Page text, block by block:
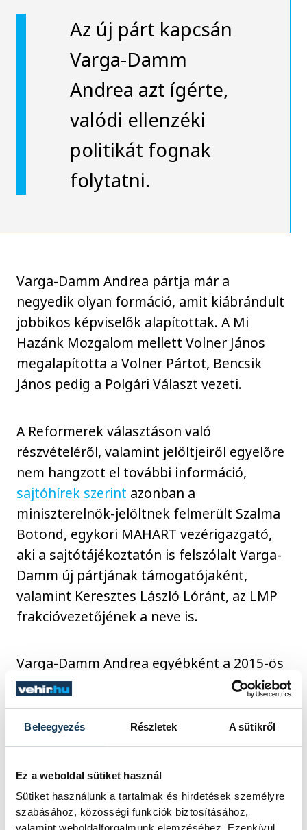
Beleegyezés Részletek A sütikről
Ez a weboldal sütiket használ
Sütiket használunk a tartalmak és hirdetések személyre
szabásához, közösségi funkciók biztosításához,
Az új párt kapcsán
Varga-Damm
Andrea azt ígérte,
valódi ellenzéki
politikát fognak
folytatni.
Varga-Damm Andrea pártja már a
negyedik olyan formáció, amit kiábrándult
jobbikos képviselők alapítottak. A Mi
Hazánk Mozgalom mellett Volner János
megalapította a Volner Pártot, Bencsik
János pedig a Polgári Választ vezeti.
A Reformerek választáson való
részvételéről, valamint jelöltjeiről egyelőre
nem hangzott el további információ,
sajtóhírek szerint azonban a
miniszterelnök-jelöltnek felmerült Szalma
Botond, egykori MAHART vezérigazgató,
aki a sajtótájékoztatón is felszólalt Varga-
Damm új pártjának támogatójaként,
valamint Keresztes László Lóránt, az LMP
frakcióvezetőjének a neve is.
Varga-Damm Andrea egyébként a 2015-ös
időközi választáson és 2018-ban is
Veszprémben indult jelöltként, mindkét
esetben harmadik lett az ellenzék,
valamint a Fidesz-KDNP jelöltjei mögött.
viszonyt ápol, az oligarha 2018 után